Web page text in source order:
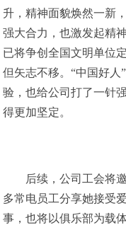
升，精神面貌焕然一新
强大合力，也激发起精
已将争创全国文明单位
但矢志不移。“中国好
验，也给公司打了一针
得更加坚定。
后续，公司工会将
多常电员工分享她接受
事，也将以俱乐部为载